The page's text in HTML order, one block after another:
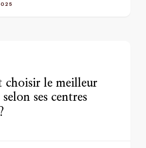
choisir le meilleur
ses centres